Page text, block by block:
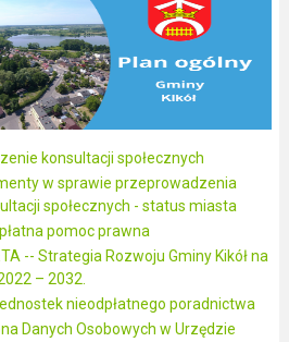
konsultacji społecznych
w sprawie przeprowadzenia
społecznych - status miasta
pomoc prawna
-- Strategia Rozwoju Gminy Kikół na
– 2032.
nieodpłatnego poradnictwa
Danych Osobowych w Urzędzie